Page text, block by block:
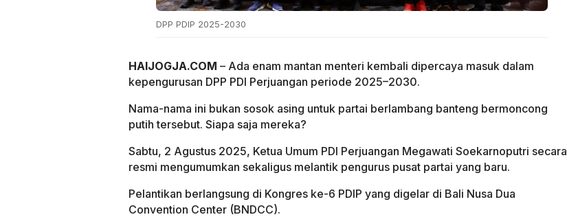
DPP PDIP 2025-2030
HAIJOGJA.COM – Ada enam mantan menteri kembali dipercaya masuk dalam
kepengurusan DPP PDI Perjuangan periode 2025–2030.
Nama-nama ini bukan sosok asing untuk partai berlambang banteng bermoncong
putih tersebut. Siapa saja mereka?
Sabtu, 2 Agustus 2025, Ketua Umum PDI Perjuangan Megawati Soekarnoputri secara
resmi mengumumkan sekaligus melantik pengurus pusat partai yang baru.
Pelantikan berlangsung di Kongres ke-6 PDIP yang digelar di Bali Nusa Dua
Convention Center (BNDCC).